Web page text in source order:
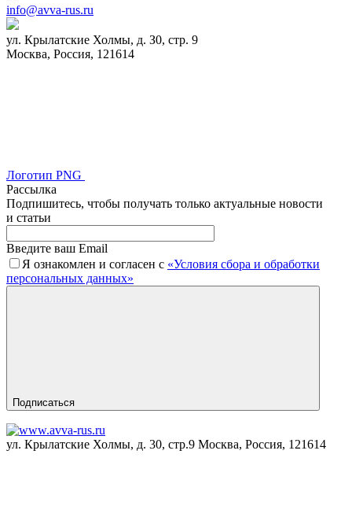
info@avva-rus.ru
ул. Крылатские Холмы, д. З0, стр. 9
Москва, Россия, 121614
Логотип PNG
Рассылка
Подпишитесь, чтобы получать только актуальные новости
и статьи
Введите ваш Email
Я ознакомлен и согласен с «Условия сбора и обработки
персональных данных»
Подписаться
ул. Крылатские Холмы, д. 30, стр.9 Москва, Россия, 121614